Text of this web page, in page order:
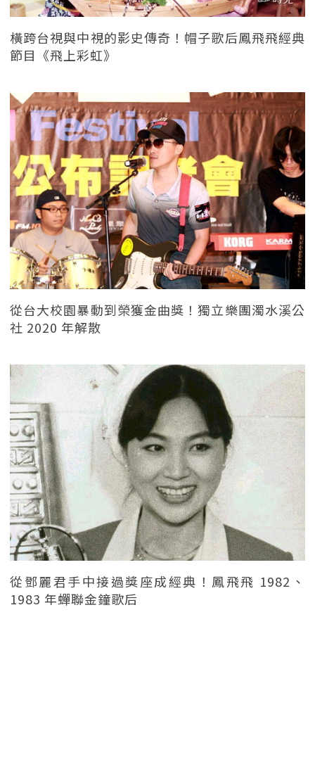
橫跨台視與中視的影史傳奇！帽子歌后鳳飛飛經典
節目《飛上彩虹》
從台大校園暴動到榮獲金曲獎！獨立樂團濁水溪公
社 2020 年解散
從鄧麗君手中接過獎座成經典！鳳飛飛 1982、
1983 年蟬聯金鐘歌后